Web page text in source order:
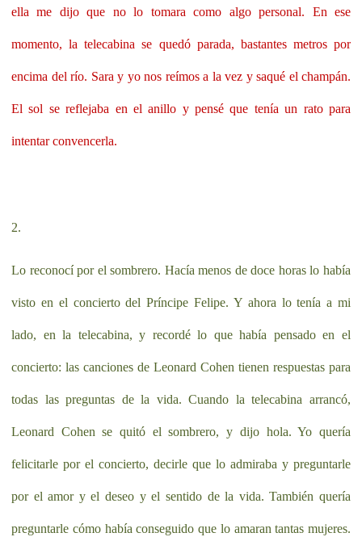
ella me dijo que no lo tomara como algo personal. En ese
momento, la telecabina se quedó parada, bastantes metros por
encima del río. Sara y yo nos reímos a la vez y saqué el champán.
El sol se reflejaba en el anillo y pensé que tenía un rato para
intentar convencerla.
2.
Lo reconocí por el sombrero. Hacía menos de doce horas lo había
visto en el concierto del Príncipe Felipe. Y ahora lo tenía a mi
lado, en la telecabina, y recordé lo que había pensado en el
concierto: las canciones de Leonard Cohen tienen respuestas para
todas las preguntas de la vida. Cuando la telecabina arrancó,
Leonard Cohen se quitó el sombrero, y dijo hola. Yo quería
felicitarle por el concierto, decirle que lo admiraba y preguntarle
por el amor y el deseo y el sentido de la vida. También quería
preguntarle cómo había conseguido que lo amaran tantas mujeres.